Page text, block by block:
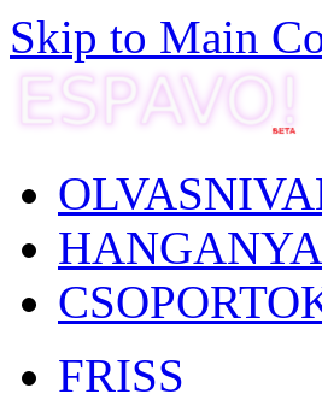
Skip to Main
FRISS